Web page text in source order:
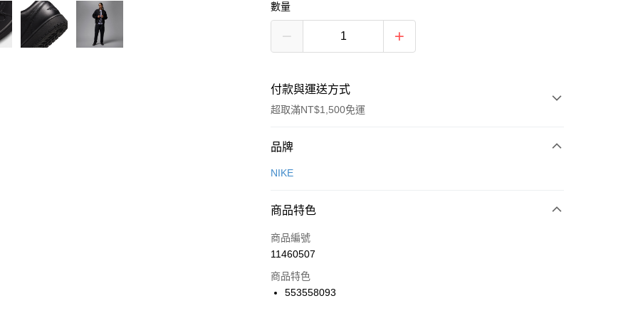
數量
付款與運送方式
超取滿NT$1,500免運
付款方式
信用卡一次付款
合作金庫商業銀行
華南商業銀行
上海商業儲蓄銀行
國泰世華商業銀行
LINE Pay
Apple Pay
品牌
NIKE
商品特色
商品編號
11460507
商品特色
553558093